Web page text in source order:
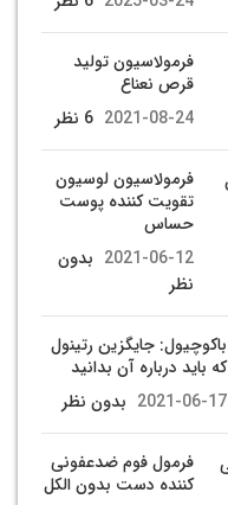
فرمولاسیون تولید
قرص نعناع
2021-08-24 6 نظر
فرمولاسیون لوسیون
تقویت کننده پوست
حساس
2021-06-12 بدون
نظر
باکوچیول: جایگزین رتینول
که باید درباره آن بدانید
2021-06-17 بدون نظر
فرمول فوم ضدعفونی
کننده دست بدون الکل